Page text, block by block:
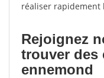
réaliser rapidement
Rejoignez
trouver des
ennemond